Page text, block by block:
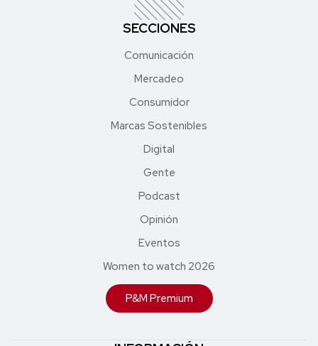
SECCIONES
Comunicación
Mercadeo
Consumidor
Marcas Sostenibles
Digital
Gente
Podcast
Opinión
Eventos
Women to watch 2026
P&M Premium